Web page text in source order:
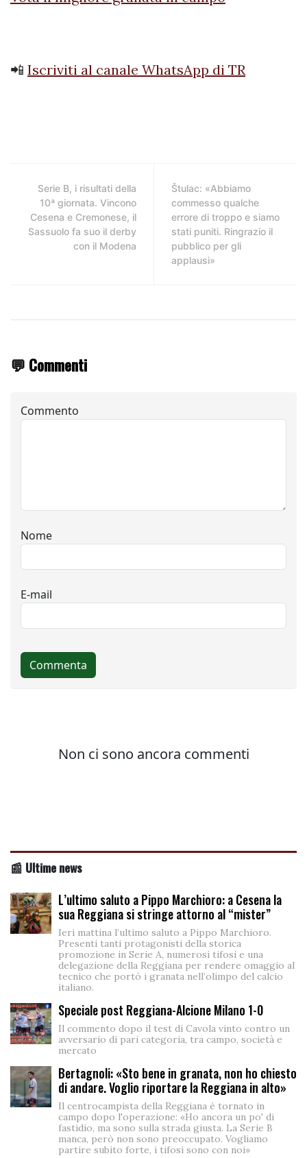
📲 Iscriviti al canale WhatsApp di TR
Serie B, i risultati della
10ª giornata. Vincono
Cesena e Cremonese, il
Sassuolo fa suo il derby
con il Modena
Štulac: «Abbiamo
commesso qualche
errore di troppo e siamo
stati puniti. Ringrazio il
pubblico per gli
applausi»
💬 Commenti
📰 Ultime news
L’ultimo saluto a Pippo Marchioro: a Cesena la
sua Reggiana si stringe attorno al “mister”
Ieri mattina l’ultimo saluto a Pippo Marchioro.
Presenti tanti protagonisti della storica
promozione in Serie A, numerosi tifosi e una
delegazione della Reggiana per rendere omaggio al
tecnico che portò i granata nell’olimpo del calcio
italiano.
Speciale post Reggiana-Alcione Milano 1-0
Il commento dopo il test di Cavola vinto contro un
avversario di pari categoria, tra campo, società e
mercato
Bertagnoli: «Sto bene in granata, non ho chiesto
di andare. Voglio riportare la Reggiana in alto»
Il centrocampista della Reggiana è tornato in
campo dopo l'operazione: «Ho ancora un po' di
fastidio, ma sono sulla strada giusta. La Serie B
manca, però non sono preoccupato. Vogliamo
partire subito forte, i tifosi sono con noi»